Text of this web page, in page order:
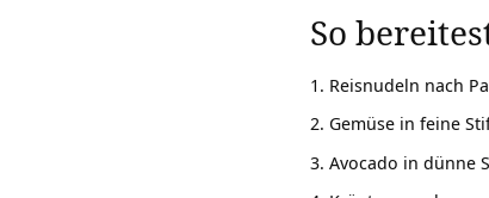
So
Reisnudeln nach
Gemüse in feine
Avocado in dünne